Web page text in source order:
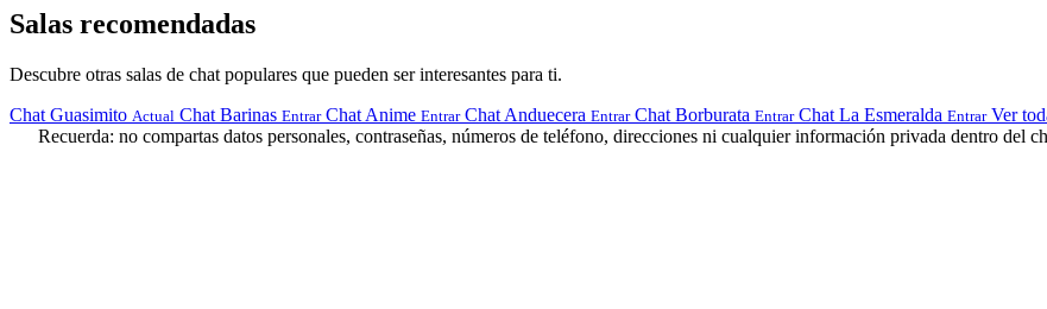
Salas recomendadas
Descubre otras salas de chat populares que pueden ser interesantes para ti.
Chat Guasimito Actual Chat Barinas Entrar Chat Anime Entrar Chat Anduecera Entrar Chat Borburata Entrar Chat La Esmeralda Entrar Ver
Recuerda: no compartas datos personales, contraseñas, números de teléfono, direcciones ni cualquier información privada dentro del